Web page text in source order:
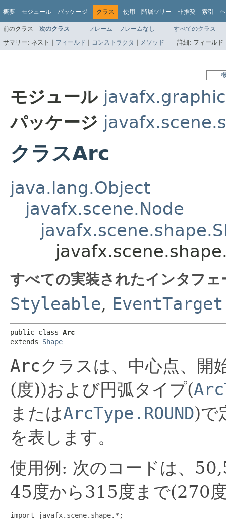
概要 モジュール パッケージ クラス 使用 階層ツリー 非推奨 索引
前のクラス 次のクラス フレーム フレームなし
すべてのクラス
サマリー: ネスト | フィールド | コンストラクタ | メソッド 詳細: フィール
モジュール
パッケージ
クラスArc
java.lang.Object
javafx.scene.Node
すべての実装されたインタフ
Styleable, EventTarget
public class Arc
extends Shape
Arcクラスは、中心点、開
(度))および円弧タイプ(
またはArcType.ROUND)で
を表します。
使用例: 次のコードは、
45度から315度まで(270
import javafx.scene.shape.*;